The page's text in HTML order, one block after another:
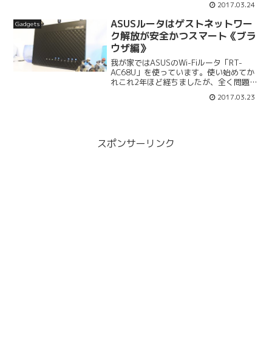
リから「ゲストネットワーク」を有効に
する方法について取り上げたいと思いま
す。AS...
2017.03.24
Gadgets
ASUSルータはゲストネットワー
ク解放が安全かつスマート《ブラ
ウザ編》
我が家ではASUSのWi-Fiルータ「RT-
AC68U」を使っています。使い始めてか
れこれ2年ほど経ちましたが、全く問題な
く稼働してくれています。その後も各
社、電波強度を売りにした新製品をどん
2017.03.23
スポンサーリンク